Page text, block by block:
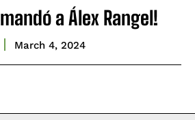
a Álex Rangel!
March 4, 2024